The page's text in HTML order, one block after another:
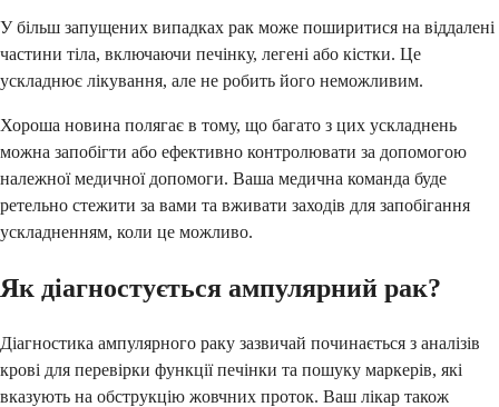
У більш запущених випадках рак може поширитися на віддалені
частини тіла, включаючи печінку, легені або кістки. Це
ускладнює лікування, але не робить його неможливим.
Хороша новина полягає в тому, що багато з цих ускладнень
можна запобігти або ефективно контролювати за допомогою
належної медичної допомоги. Ваша медична команда буде
ретельно стежити за вами та вживати заходів для запобігання
ускладненням, коли це можливо.
Як діагностується ампулярний рак?
Діагностика ампулярного раку зазвичай починається з аналізів
крові для перевірки функції печінки та пошуку маркерів, які
вказують на обструкцію жовчних проток. Ваш лікар також